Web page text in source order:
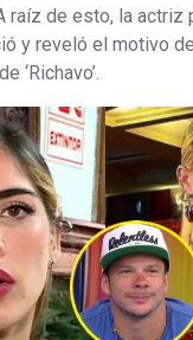
raíz de esto, la actriz
y reveló el motivo
‘Richavo’.